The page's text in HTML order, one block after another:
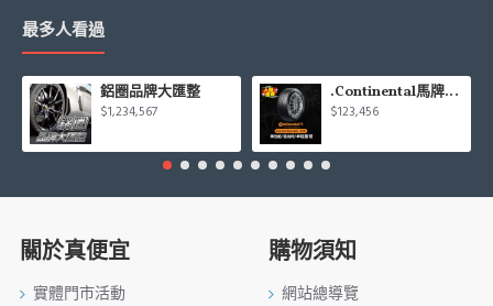
最多人看過
鋁圈品牌大匯整
$1,234,567
.Continental馬牌CCK輪胎特價專區
$123,456
關於真便宜
實體門市活動
購物須知
網站總導覽